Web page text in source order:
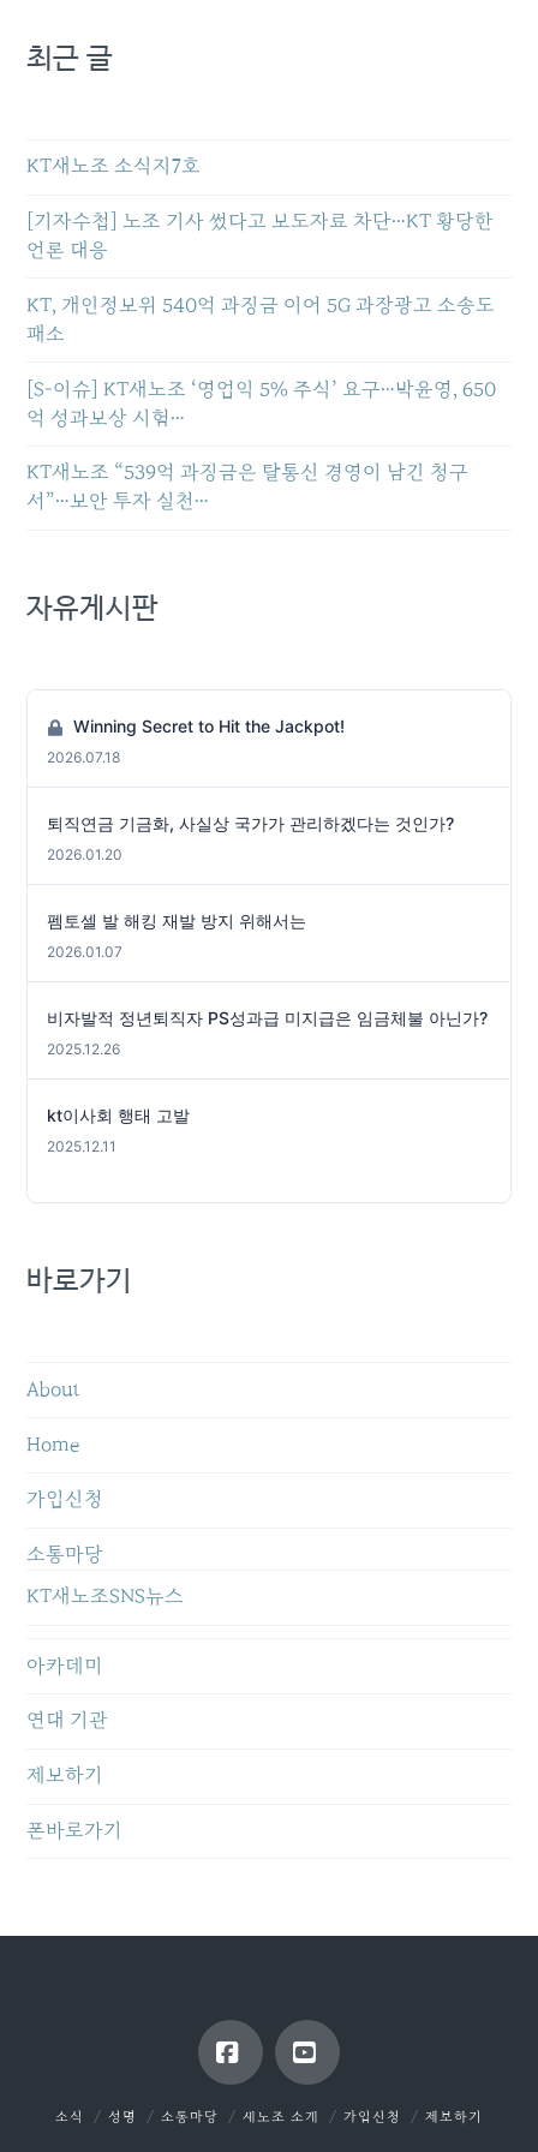
최근 글
KT새노조 소식지7호
[기자수첩] 노조 기사 썼다고 보도자료 차단…KT 황당한
언론 대응
KT, 개인정보위 540억 과징금 이어 5G 과장광고 소송도
패소
[S-이슈] KT새노조 ‘영업익 5% 주식’ 요구…박윤영, 650
억 성과보상 시험…
KT새노조 “539억 과징금은 탈통신 경영이 남긴 청구
서”…보안 투자 실천…
자유게시판
Winning Secret to Hit the Jackpot!
2026.07.18
퇴직연금 기금화, 사실상 국가가 관리하겠다는 것인가?
2026.01.20
펨토셀 발 해킹 재발 방지 위해서는
2026.01.07
비자발적 정년퇴직자 PS성과급 미지급은 임금체불 아닌가?
2025.12.26
kt이사회 행태 고발
2025.12.11
바로가기
About
Home
가입신청
소통마당
KT새노조SNS뉴스
아카데미
연대 기관
제보하기
폰바로가기
FacebookYouTube
소식 성명 소통마당 새노조 소개 가입신청 제보하기